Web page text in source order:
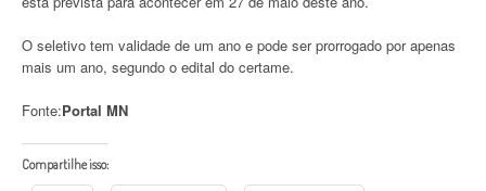
O seletivo tem validade de um ano e pode ser prorrogado por apenas
mais um ano, segundo o edital do certame.
Fonte:Portal MN
Compartilhe isso: